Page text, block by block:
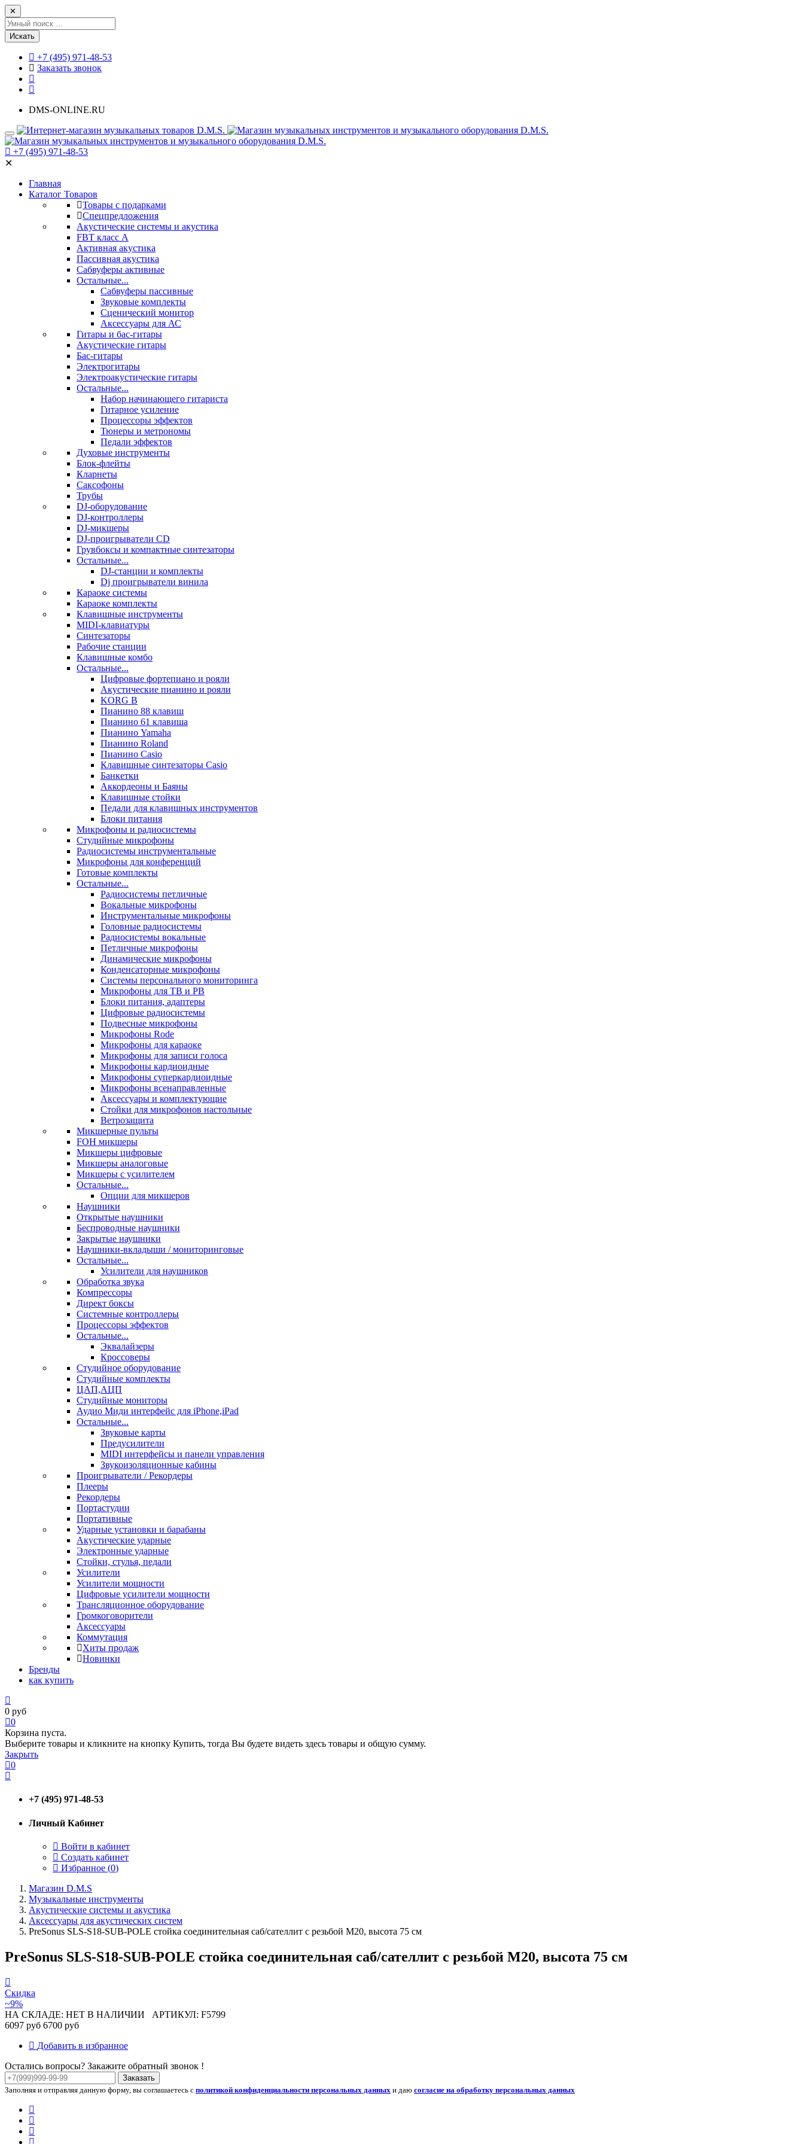
✕
Искать
+7 (495) 971-48-53
Заказать звонок
DMS-ONLINE.RU
+7 (495) 971-48-53
✕
Главная
Каталог Товаров
Товары с подарками
Спецпредложения
Акустические системы и акустика
FBT класс А
Активная акустика
Пассивная акустика
Сабвуферы активные
Остальные...
Сабвуферы пассивные
Звуковые комплекты
Сценический монитор
Аксессуары для АС
Гитары и бас-гитары
Акустические гитары
Бас-гитары
Электрогитары
Электроакустические гитары
Остальные...
Набор начинающего гитариста
Гитарное усиление
Процессоры эффектов
Тюнеры и метрономы
Педали эффектов
Духовые инструменты
Блок-флейты
Кларнеты
Саксофоны
Трубы
DJ-оборудование
DJ-контроллеры
DJ-микшеры
DJ-проигрыватели CD
Грувбоксы и компактные синтезаторы
Остальные...
DJ-станции и комплекты
Dj проигрыватели винила
Караоке системы
Караоке комплекты
Клавишные инструменты
MIDI-клавиатуры
Синтезаторы
Рабочие станции
Клавишные комбо
Остальные...
Цифровые фортепиано и рояли
Акустические пианино и рояли
KORG B
Пианино 88 клавиш
Пианино 61 клавиша
Пианино Yamaha
Пианино Roland
Пианино Casio
Клавишные синтезаторы Casio
Банкетки
Аккордеоны и Баяны
Клавишные стойки
Педали для клавишных инструментов
Блоки питания
Микрофоны и радиосистемы
Студийные микрофоны
Радиосистемы инструментальные
Микрофоны для конференций
Готовые комплекты
Остальные...
Радиосистемы петличные
Вокальные микрофоны
Инструментальные микрофоны
Головные радиосистемы
Радиосистемы вокальные
Петличные микрофоны
Динамические микрофоны
Конденсаторные микрофоны
Системы персонального мониторинга
Микрофоны для ТВ и РВ
Блоки питания, адаптеры
Цифровые радиосистемы
Подвесные микрофоны
Микрофоны Rode
Микрофоны для караоке
Микрофоны для записи голоса
Микрофоны кардиоидные
Микрофоны суперкардиоидные
Микрофоны всенаправленные
Аксессуары и комплектующие
Стойки для микрофонов настольные
Ветрозащита
Микшерные пульты
FOH микшеры
Микшеры цифровые
Микшеры аналоговые
Микшеры с усилителем
Остальные...
Опции для микшеров
Наушники
Открытые наушники
Беспроводные наушники
Закрытые наушники
Наушники-вкладыши / мониторинговые
Остальные...
Усилители для наушников
Обработка звука
Компрессоры
Директ боксы
Системные контроллеры
Процессоры эффектов
Остальные...
Эквалайзеры
Кроссоверы
Студийное оборудование
Студийные комплекты
ЦАП,АЦП
Студийные мониторы
Аудио Миди интерфейс для iPhone,iPad
Остальные...
Звуковые карты
Предусилители
MIDI интерфейсы и панели управления
Звукоизоляционные кабины
Проигрыватели / Рекордеры
Плееры
Рекордеры
Портастудии
Портативные
Ударные установки и барабаны
Акустические ударные
Электронные ударные
Стойки, стулья, педали
Усилители
Усилители мощности
Цифровые усилители мощности
Трансляционное оборудование
Громкоговорители
Аксессуары
Коммутация
Хиты продаж
Новинки
Бренды
как купить
0 руб
0
Корзина пуста.
Выберите товары и кликните на кнопку Купить, тогда Вы будете видеть здесь товары и общую сумму.
Закрыть
0
+7 (495) 971-48-53
Личный Кабинет
Войти в кабинет
Создать кабинет
Избранное (0)
Магазин D.M.S
Музыкальные инструменты
Акустические системы и акустика
Аксессуары для акустических систем
PreSonus SLS-S18-SUB-POLE стойка соединительная саб/сателлит с резьбой M20, высота 75 см
PreSonus SLS-S18-SUB-POLE стойка соединительная саб/сателлит с резьбой M20, высота 75 см
Скидка
~9%
НА СКЛАДЕ: НЕТ В НАЛИЧИИ АРТИКУЛ: F5799
6097 руб 6700 руб
Добавить в избранное
Остались вопросы? Закажите обратный звонок !
Заказать
Заполняя и отправляя данную форму, вы соглашаетесь с политикой конфиденциальности персональных данных и даю согласие на обработку персональных данных